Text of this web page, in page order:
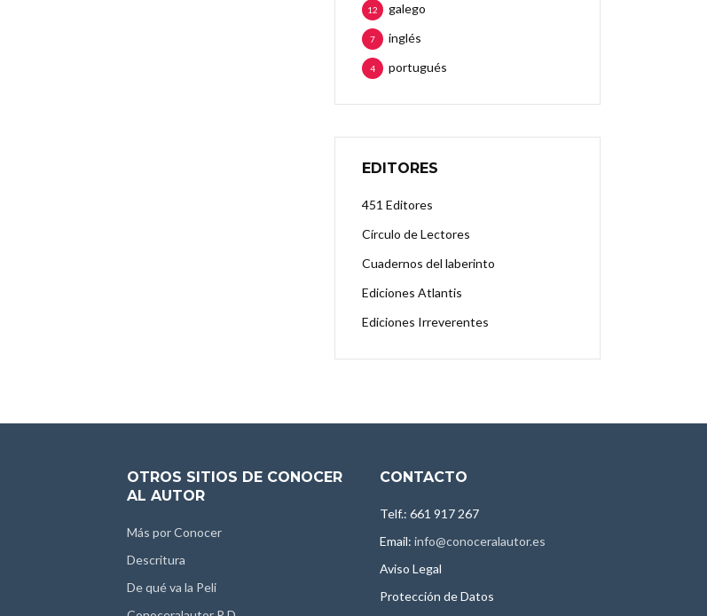
galego
12
inglés
7
portugués
4
EDITORES
451 Editores
Círculo de Lectores
Cuadernos del laberinto
Ediciones Atlantis
Ediciones Irreverentes
OTROS SITIOS DE CONOCER
AL AUTOR
Más por Conocer
Descritura
De qué va la Peli
CONTACTO
Telf.: 661 917 267
Email: info@conoceralautor.es
Aviso Legal
Protección de Datos